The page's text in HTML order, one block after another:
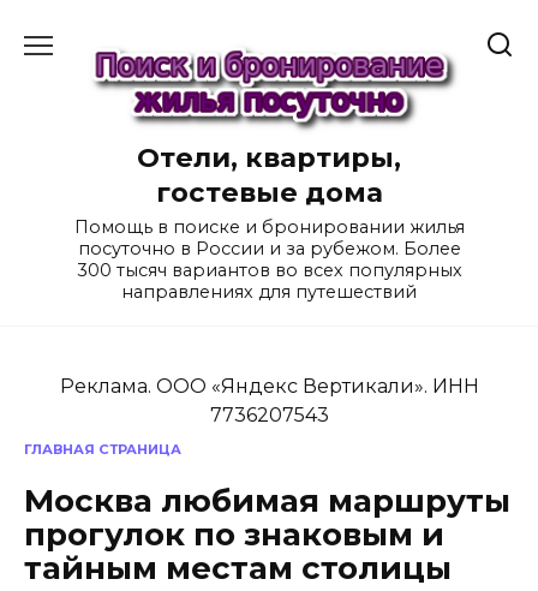
содержанию
Отели, квартиры,
гостевые дома
Помощь в поиске и бронировании жилья
посуточно в России и за рубежом. Более
300 тысяч вариантов во всех популярных
направлениях для путешествий
Реклама. ООО «Яндекс Вертикали». ИНН
7736207543
ГЛАВНАЯ СТРАНИЦА
Москва любимая маршруты
прогулок по знаковым и
тайным местам столицы